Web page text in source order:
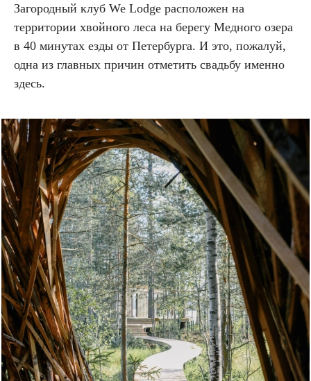
Загородный клуб We Lodge расположен на
территории хвойного леса на берегу Медного озера
в 40 минутах езды от Петербурга. И это, пожалуй,
одна из главных причин отметить свадьбу именно
здесь.